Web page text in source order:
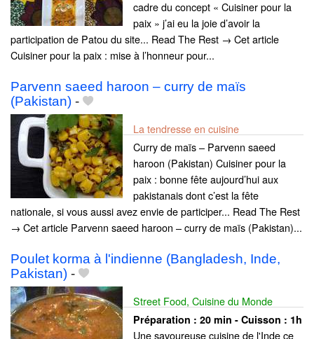
cadre du concept « Cuisiner pour la
paix » j’ai eu la joie d’avoir la
participation de Patou du site... Read The Rest → Cet article
Cuisiner pour la paix : mise à l’honneur pour...
Parvenn saeed haroon – curry de maïs
(Pakistan) -
La tendresse en cuisine
Curry de maïs – Parvenn saeed
haroon (Pakistan) Cuisiner pour la
paix : bonne fête aujourd’hui aux
pakistanais dont c’est la fête
nationale, si vous aussi avez envie de participer... Read The Rest
→ Cet article Parvenn saeed haroon – curry de maïs (Pakistan)...
Poulet korma à l'indienne (Bangladesh, Inde,
Pakistan) -
Street Food, Cuisine du Monde
Préparation : 20 min - Cuisson : 1h
Une savoureuse cuisine de l'Inde ce